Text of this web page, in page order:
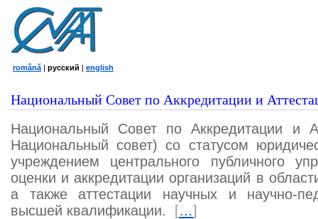
română | русский | english
Национальный Совет по Аккредитации и
Национальный Совет по Аккредитации и
Национальный совет) со статусом
учреждением центрального публичного
оценки и аккредитации организаций в
а также аттестации научных и научно-
высшей квалификации.
[…]